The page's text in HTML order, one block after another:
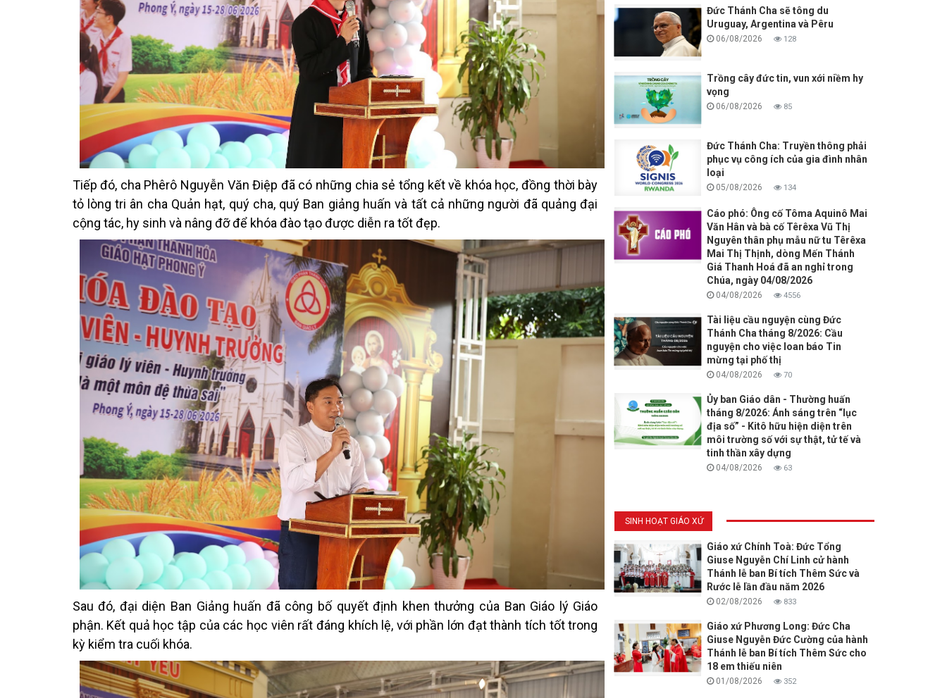
Tiếp đó, cha Phêrô Nguyễn Văn Điệp đã có những chia sẻ tổng kết về khóa học, đồng thời bày
tỏ lòng tri ân cha Quản hạt, quý cha, quý Ban giảng huấn và tất cả những người đã quảng đại
cộng tác, hy sinh và nâng đỡ để khóa đào tạo được diễn ra tốt đẹp.
Sau đó, đại diện Ban Giảng huấn đã công bố quyết định khen thưởng của Ban Giáo lý Giáo
phận. Kết quả học tập của các học viên rất đáng khích lệ, với phần lớn đạt thành tích tốt trong
kỳ kiểm tra cuối khóa.
Đức Thánh Cha sẽ tông du
Uruguay, Argentina và Pêru
06/08/2026 128
Trồng cây đức tin, vun xới niềm hy
vọng
06/08/2026 85
Đức Thánh Cha: Truyền thông phải
phục vụ công ích của gia đình nhân
loại
05/08/2026 134
Cáo phó: Ông cố Tôma Aquinô Mai
Văn Hân và bà cố Têrêxa Vũ Thị
Nguyên thân phụ mẫu nữ tu Têrêxa
Mai Thị Thịnh, dòng Mến Thánh
Giá Thanh Hoá đã an nghỉ trong
Chúa, ngày 04/08/2026
04/08/2026 4556
Tài liệu cầu nguyện cùng Đức
Thánh Cha tháng 8/2026: Cầu
nguyện cho việc loan báo Tin
mừng tại phố thị
04/08/2026 70
Ủy ban Giáo dân - Thường huấn
tháng 8/2026: Ánh sáng trên “lục
địa số” - Kitô hữu hiện diện trên
môi trường số với sự thật, tử tế và
tinh thần xây dựng
04/08/2026 63
SINH HOẠT GIÁO XỨ
Giáo xứ Chính Toà: Đức Tổng
Giuse Nguyễn Chí Linh cử hành
Thánh lễ ban Bí tích Thêm Sức và
Rước lễ lần đầu năm 2026
02/08/2026 833
Giáo xứ Phương Long: Đức Cha
Giuse Nguyễn Đức Cường của hành
Thánh lễ ban Bí tích Thêm Sức cho
18 em thiếu niên
01/08/2026 352